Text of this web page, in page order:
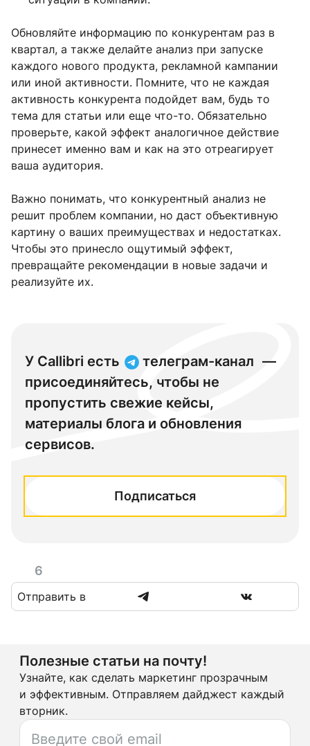
Обновляйте информацию по конкурентам раз в
квартал, а также делайте анализ при запуске
каждого нового продукта, рекламной кампании
или иной активности. Помните, что не каждая
активность конкурента подойдет вам, будь то
тема для статьи или еще что-то. Обязательно
проверьте, какой эффект аналогичное действие
принесет именно вам и как на это отреагирует
ваша аудитория.
Важно понимать, что конкурентный анализ не
решит проблем компании, но даст объективную
картину о ваших преимуществах и недостатках.
Чтобы это принесло ощутимый эффект,
превращайте рекомендации в новые задачи и
реализуйте их.
У Callibri есть телеграм-канал —
присоединяйтесь, чтобы не
пропустить свежие кейсы,
материалы блога и обновления
сервисов.
Подписаться
6
Отправить в
Полезные статьи на почту!
Узнайте, как сделать маркетинг прозрачным
и эффективным. Отправляем дайджест каждый
вторник.